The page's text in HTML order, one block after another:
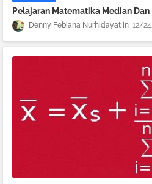
Pelajaran Matematika Median
Denny Febiana Nurhidayat 12/